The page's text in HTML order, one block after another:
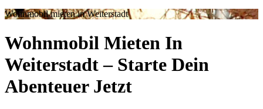
Wohnmobil mieten in Weiterstadt
Wohnmobil Mieten In
Weiterstadt – Starte Dein
Abenteuer Jetzt